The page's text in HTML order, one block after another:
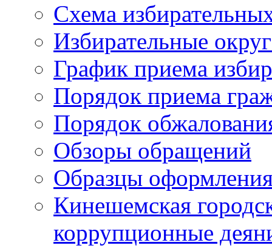
Схема
Избирательные
График приема
Порядок приема
Порядок
Обзоры обращений
Образцы
Кинешемская
коррупционные